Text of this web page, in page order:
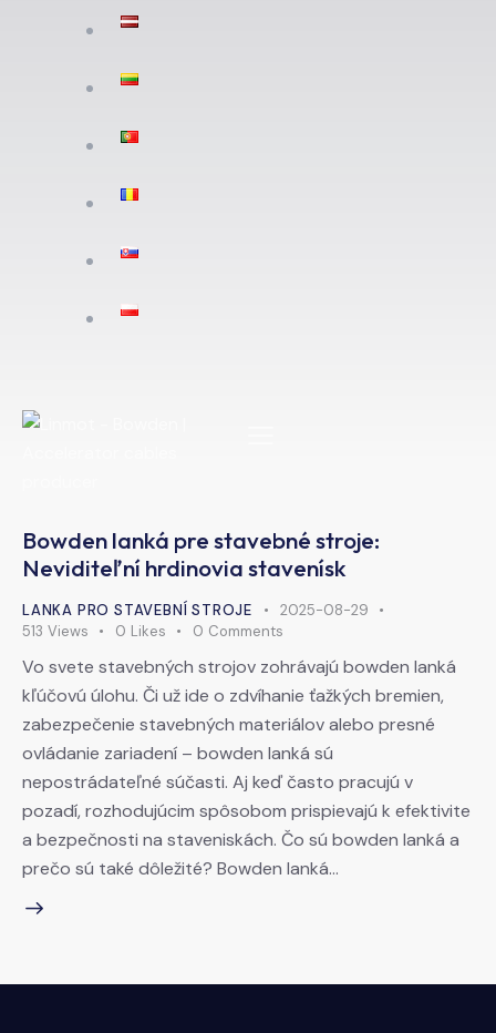
Bowden lanká pre stavebné stroje:
Neviditeľní hrdinovia stavenísk
LANKA PRO STAVEBNÍ STROJE
2025-08-29
513 Views 0 Likes 0 Comments
Vo svete stavebných strojov zohrávajú bowden lanká
kľúčovú úlohu. Či už ide o zdvíhanie ťažkých bremien,
zabezpečenie stavebných materiálov alebo presné
ovládanie zariadení – bowden lanká sú
nepostrádateľné súčasti. Aj keď často pracujú v
pozadí, rozhodujúcim spôsobom prispievajú k efektivite
a bezpečnosti na staveniskách. Čo sú bowden lanká a
prečo sú také dôležité? Bowden lanká…